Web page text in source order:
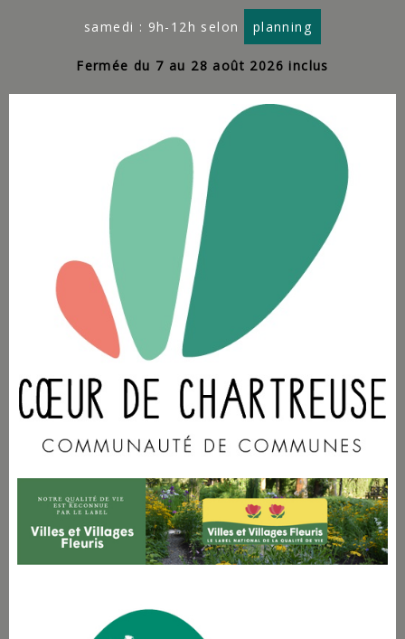
samedi : 9h-12h selon planning
Fermée du 7 au 28 août 2026 inclus